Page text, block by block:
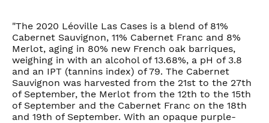
"The 2020 Léoville Las Cases is a blend of 81%
Cabernet Sauvignon, 11% Cabernet Franc and 8%
Merlot, aging in 80% new French oak barriques,
weighing in with an alcohol of 13.68%, a pH of 3.8
and an IPT (tannins index) of 79. The Cabernet
Sauvignon was harvested from the 21st to the 27th
of September, the Merlot from the 12th to the 15th
of September and the Cabernet Franc on the 18th
and 19th of September. With an opaque purple-